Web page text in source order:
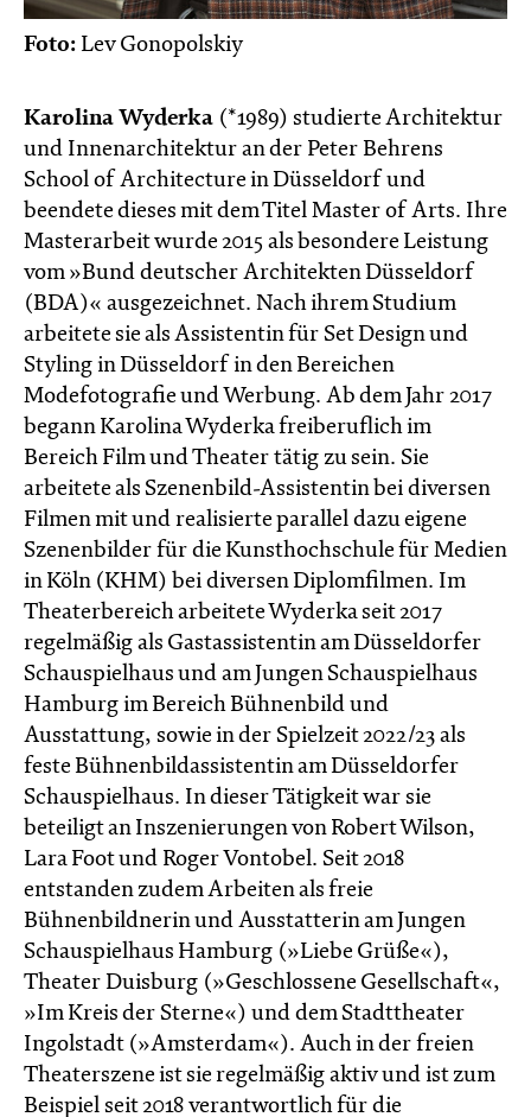
Foto: Lev Gonopolskiy
Karolina Wyderka (*1989) studierte Architektur
und Innenarchitektur an der Peter Behrens
School of Architecture in Düsseldorf und
beendete dieses mit dem Titel Master of Arts. Ihre
Masterarbeit wurde 2015 als besondere Leistung
vom »Bund deutscher Architekten Düsseldorf
(BDA)« ausgezeichnet. Nach ihrem Studium
arbeitete sie als Assistentin für Set Design und
Styling in Düsseldorf in den Bereichen
Modefotografie und Werbung. Ab dem Jahr 2017
begann Karolina Wyderka freiberuflich im
Bereich Film und Theater tätig zu sein. Sie
arbeitete als Szenenbild-Assistentin bei diversen
Filmen mit und realisierte parallel dazu eigene
Szenenbilder für die Kunsthochschule für Medien
in Köln (KHM) bei diversen Diplomfilmen. Im
Theaterbereich arbeitete Wyderka seit 2017
regelmäßig als Gastassistentin am Düsseldorfer
Schauspielhaus und am Jungen Schauspielhaus
Hamburg im Bereich Bühnenbild und
Ausstattung, sowie in der Spielzeit 2022/23 als
feste Bühnenbildassistentin am Düsseldorfer
Schauspielhaus. In dieser Tätigkeit war sie
beteiligt an Inszenierungen von Robert Wilson,
Lara Foot und Roger Vontobel. Seit 2018
entstanden zudem Arbeiten als freie
Bühnenbildnerin und Ausstatterin am Jungen
Schauspielhaus Hamburg (»Liebe Grüße«),
Theater Duisburg (»Geschlossene Gesellschaft«,
»Im Kreis der Sterne«) und dem Stadttheater
Ingolstadt (»Amsterdam«). Auch in der freien
Theaterszene ist sie regelmäßig aktiv und ist zum
Beispiel seit 2018 verantwortlich für die